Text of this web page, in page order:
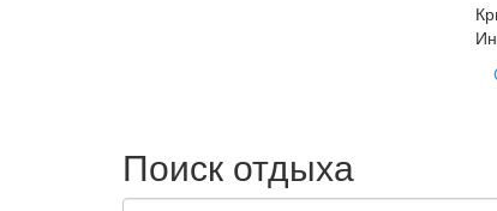
Поиск отдыха